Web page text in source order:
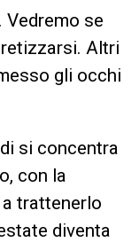
se
Altri
gli occhi
si concentra
con la
trattenerlo
diventa